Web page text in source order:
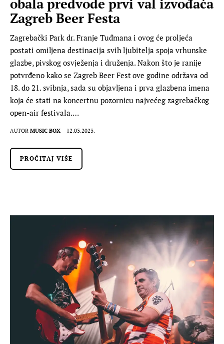
obala predvode prvi val izvođača
Zagreb Beer Festa
Zagrebački Park dr. Franje Tuđmana i ovog će proljeća
postati omiljena destinacija svih ljubitelja spoja vrhunske
glazbe, pivskog osvježenja i druženja. Nakon što je ranije
potvrđeno kako se Zagreb Beer Fest ove godine održava od
18. do 21. svibnja, sada su objavljena i prva glazbena imena
koja će stati na koncertnu pozornicu najvećeg zagrebačkog
open-air festivala.…
AUTOR MUSIC BOX 12.03.2023.
PROČITAJ VIŠE